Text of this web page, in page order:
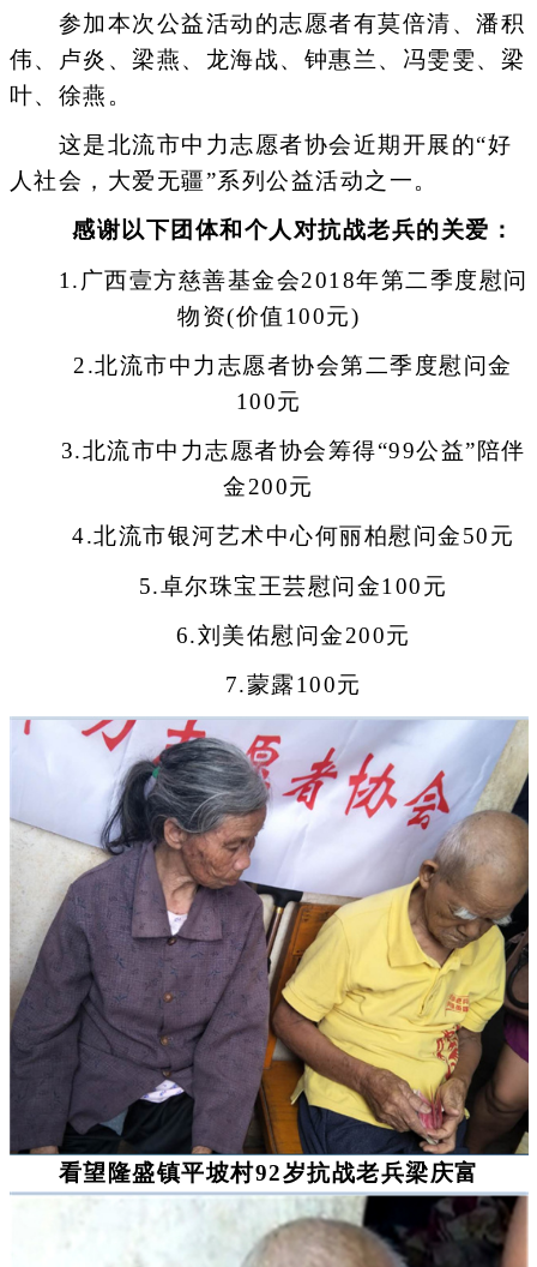
参加本次公益活动的志愿者有莫倍清、潘积
伟、卢炎、梁燕、龙海战、钟惠兰、冯雯雯、梁
叶、徐燕。
这是北流市中力志愿者协会近期开展的“好
人社会，大爱无疆”系列公益活动之一。
感谢以下团体和个人对抗战老兵的关爱：
1.广西壹方慈善基金会2018年第二季度慰问
物资(价值100元)
2.北流市中力志愿者协会第二季度慰问金
100元
3.北流市中力志愿者协会筹得“99公益”陪伴
金200元
4.北流市银河艺术中心何丽柏慰问金50元
5.卓尔珠宝王芸慰问金100元
6.刘美佑慰问金200元
7.蒙露100元
看望隆盛镇平坡村92岁抗战老兵梁庆富